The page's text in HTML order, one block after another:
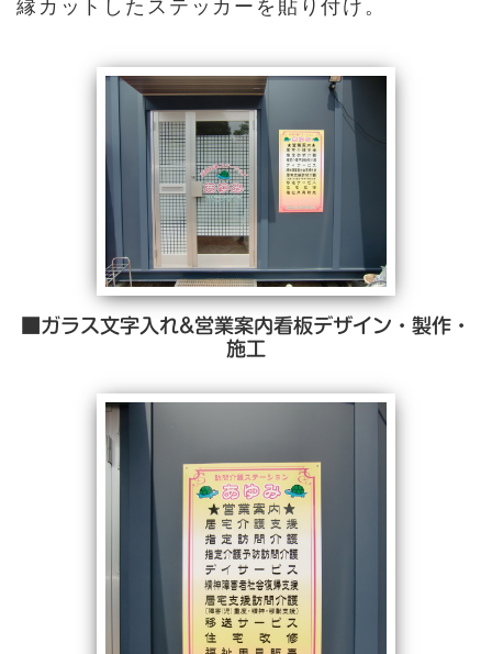
縁カットしたステッカーを貼り付け。
■ガラス文字入れ&営業案内看板デザイン・製作・
施工